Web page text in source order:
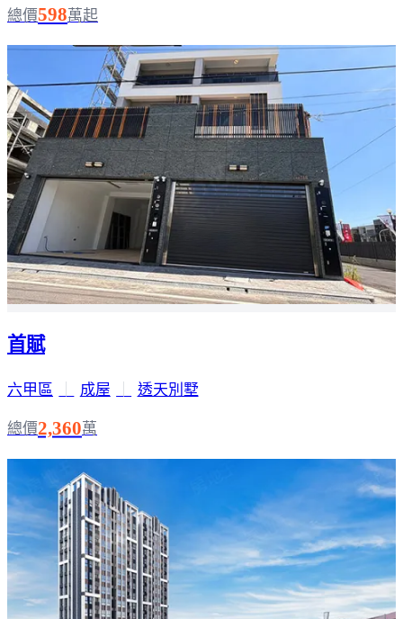
總價598萬起
首賦
六甲區 成屋 透天別墅
總價2,360萬